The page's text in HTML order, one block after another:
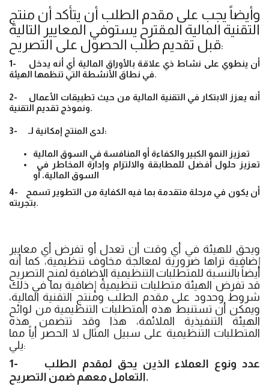
وأيضاً يجب على مقدم الطلب أن يتأكد أن منتج
التقنية المالية المقترح يستوفي المعايير التالية
قبل تقديم طلب الحصول على التصريح:
1- أن ينطوي على نشاط ذي علاقة بالأوراق المالية أي أنه يدخل
في نطاق الأنشطة التي تنظمها الهيئة.
2- أنه يعزز الابتكار في التقنية المالية من حيث تطبيقات الأعمال
ونموذج تقديم التقنية.
3- لدى المنتج إمكانية لـ:
تعزيز النمو الكبير والكفاءة أو المنافسة في السوق المالية
السوق المالية، أو
4- أن يكون في مرحلة متقدمة بما فيه الكفاية من التطوير تسمح
بتجربته.
ويحق للهيئة في أي وقت أن تعدل أو تفرض أي معايير
إضافية تراها ضرورية لمعالجة مخاوف تنظيمية، كما أنه
أيضاً بالنسبة للمتطلبات التنظيمية الإضافية لمنح التصريح
قد تفرض الهيئة متطلبات تنظيمية إضافية بما في ذلك
شروط وحدود على مقدم الطلب ومنتج التقنية المالية،
ويمكن أن تستنبط هذه المتطلبات التنظيمية من لوائح
الهيئة التنفيذية الملائمة، هذا وقد تتضمن هذه
المتطلبات التنظيمية على سبيل المثال لا الحصر أياً مما
يلي:
1- عدد ونوع العملاء الذين يحق لمقدم الطلب
التعامل معهم ضمن التصريح.